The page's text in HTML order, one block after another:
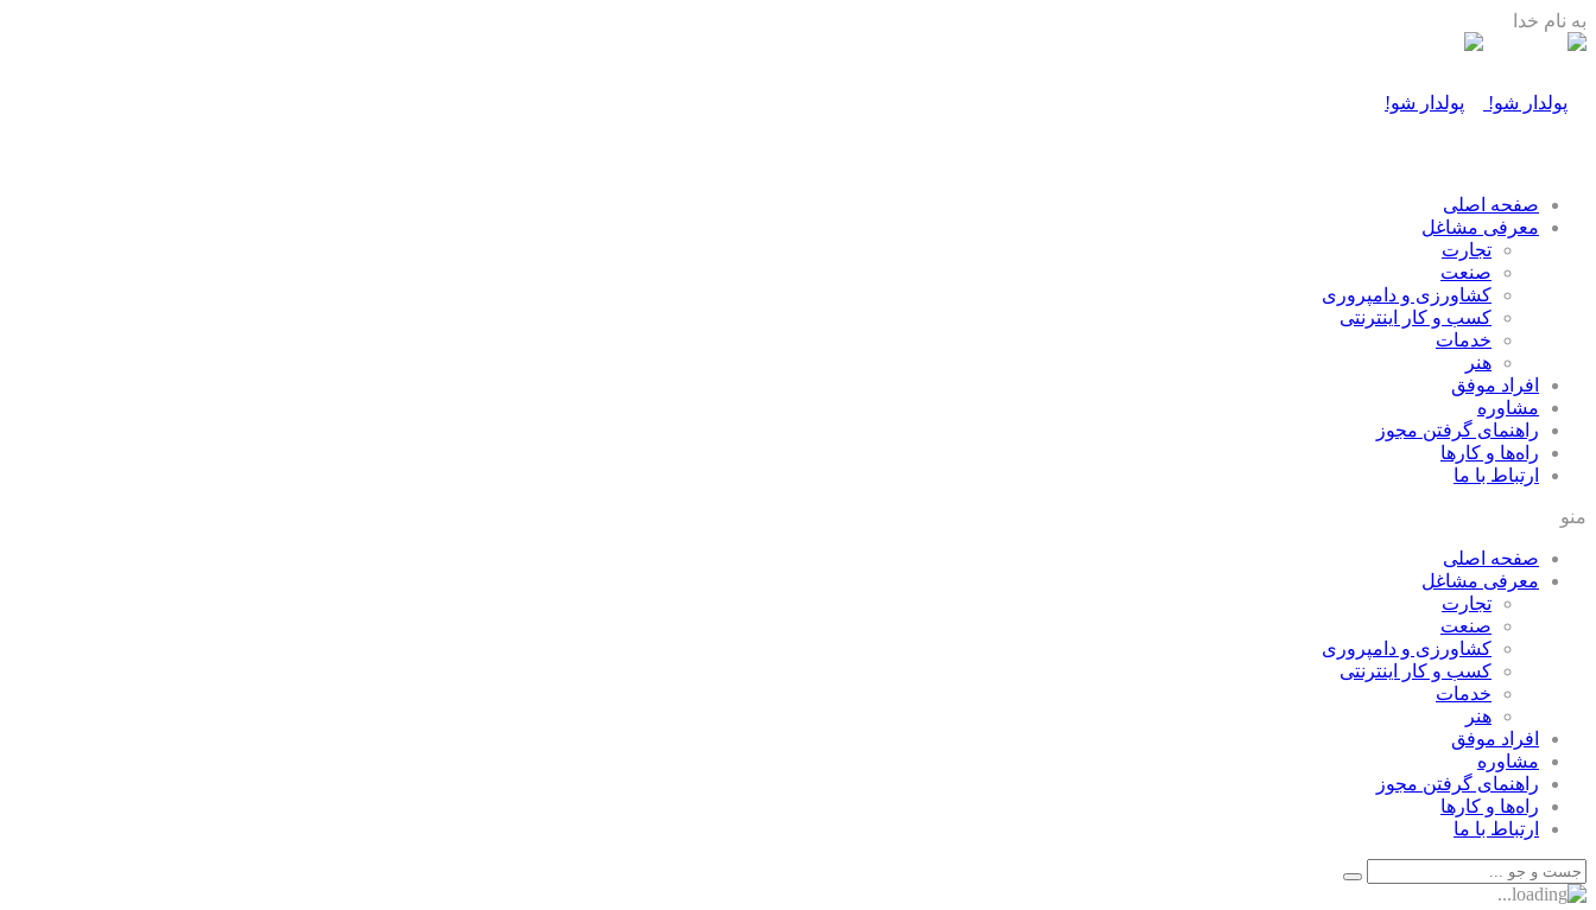
به نام خدا
صفحه اصلی
معرفی مشاغل
تجارت
صنعت
كشاورزی و دامپروری
كسب و كار اينترنتی
خدمات
هنر
افراد موفق
مشاوره
راهنمای گرفتن مجوز
راه‌ها و كارها
ارتباط با ما
منو
صفحه اصلی
معرفی مشاغل
تجارت
صنعت
كشاورزی و دامپروری
كسب و كار اينترنتی
خدمات
هنر
افراد موفق
مشاوره
راهنمای گرفتن مجوز
راه‌ها و كارها
ارتباط با ما